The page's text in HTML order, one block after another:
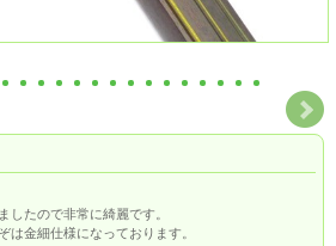
したので非常に綺麗です。
は金細仕様になっております。